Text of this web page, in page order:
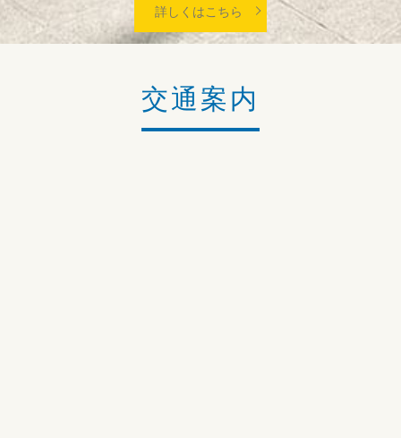
詳しくはこちら
交通案内